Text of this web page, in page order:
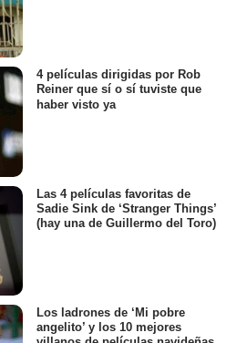
4 películas dirigidas por Rob
Reiner que sí o sí tuviste que
haber visto ya
Las 4 películas favoritas de
Sadie Sink de ‘Stranger Things’
(hay una de Guillermo del Toro)
Los ladrones de ‘Mi pobre
angelito’ y los 10 mejores